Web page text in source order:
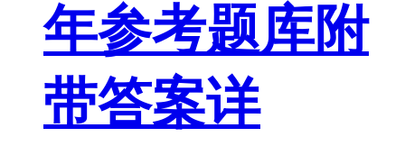
年参考题库附
带答案详